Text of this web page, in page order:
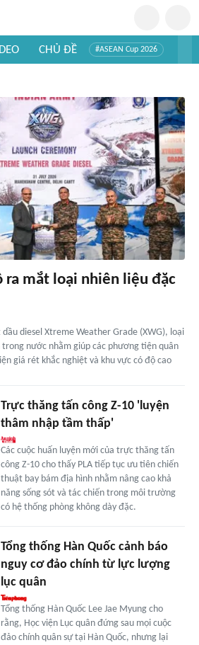
CHỦ ĐỀ #ASEAN Cup 2026
ra mắt loại nhiên liệu đặc
diesel Xtreme Weather Grade (XWG), loại
nước nhằm giúp các phương tiện quân
giá rét khắc nghiệt và khu vực có độ cao
Trực thăng tấn công Z-10 'luyện
thâm nhập tầm thấp'
Các cuộc huấn luyện mới của trực thăng tấn
công Z-10 cho thấy PLA tiếp tục ưu tiên chiến
thuật bay bám địa hình nhằm nâng cao khả
năng sống sót và tác chiến trong môi trường
có hệ thống phòng không dày đặc.
Tổng thống Hàn Quốc cảnh báo
nguy cơ đảo chính từ lực lượng
lục quân
Tổng thống Hàn Quốc Lee Jae Myung cho
rằng, Học viện Lục quân đứng sau mọi cuộc
đảo chính quân sự tại Hàn Quốc, nhưng lại